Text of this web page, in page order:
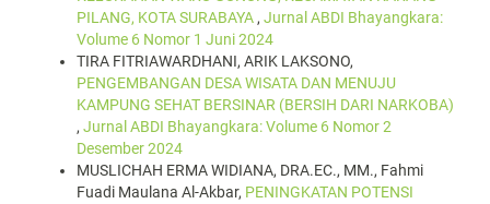
PILANG, KOTA SURABAYA, Jurnal ABDI Bhayangkara:
Volume 6 Nomor 1 Juni 2024
TIRA FITRIAWARDHANI, ARIK LAKSONO,
PENGEMBANGAN DESA WISATA DAN MENUJU
KAMPUNG SEHAT BERSINAR (BERSIH DARI NARKOBA)
, Jurnal ABDI Bhayangkara: Volume 6 Nomor 2
Desember 2024
MUSLICHAH ERMA WIDIANA, DRA.EC., MM., Fahmi
Fuadi Maulana Al-Akbar, PENINGKATAN POTENSI